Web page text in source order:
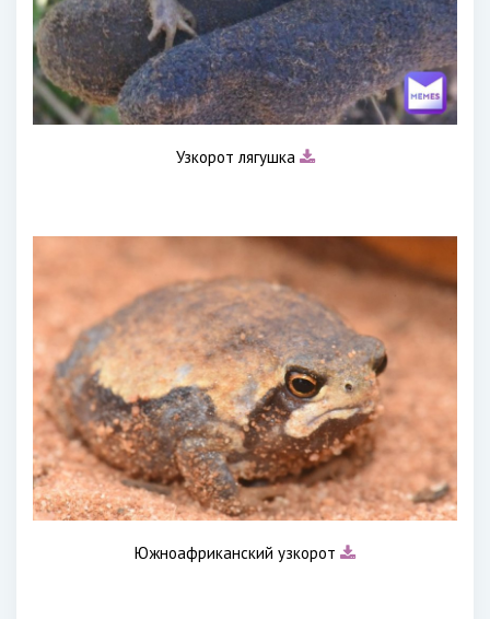
Узкорот лягушка
Южноафриканский узкорот